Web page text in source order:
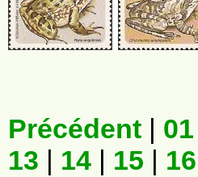
Précédent | 01
13 | 14 | 15 | 16